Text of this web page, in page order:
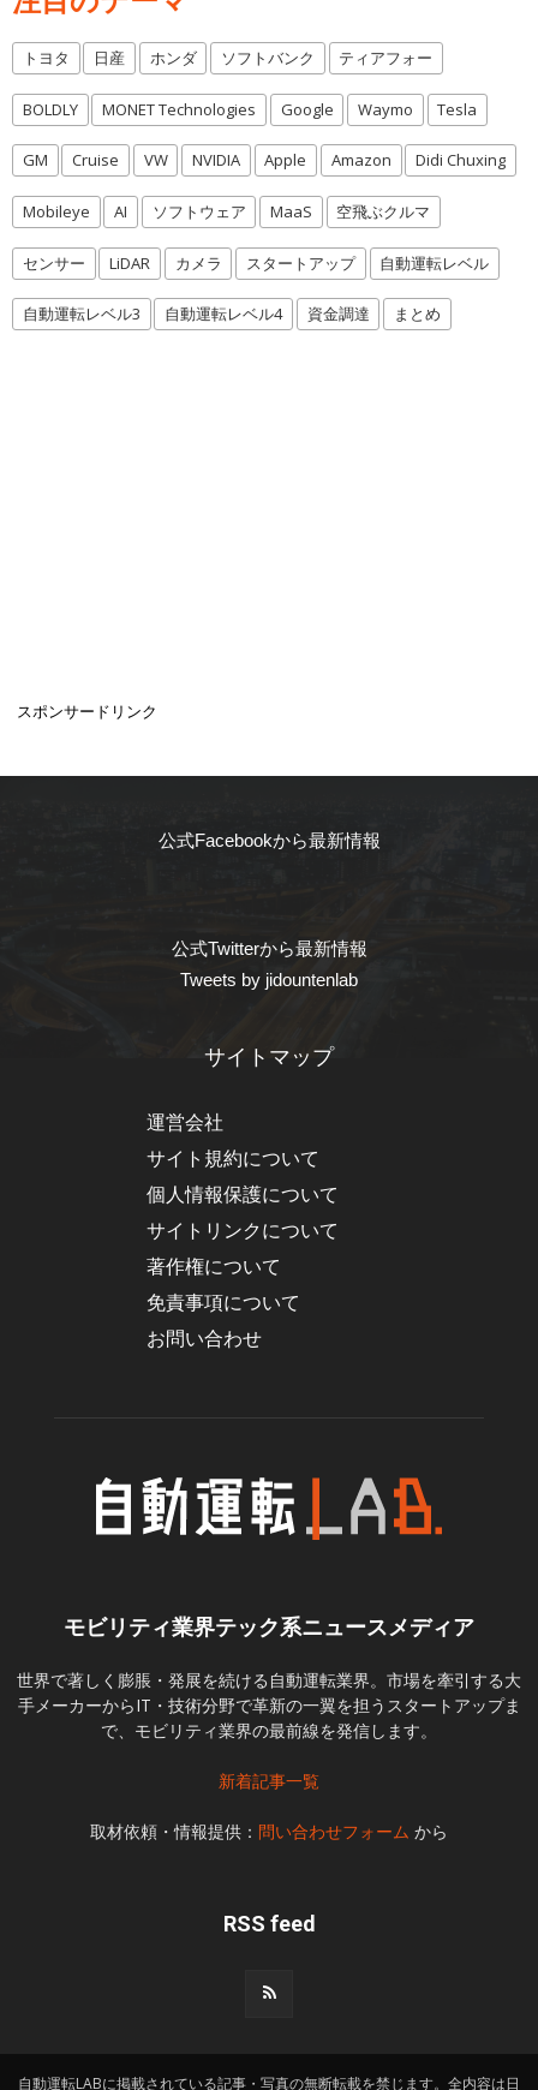
トヨタ 日産 ホンダ ソフトバンク ティアフォー
BOLDLY MONET Technologies Google Waymo Tesla
GM Cruise VW NVIDIA Apple Amazon Didi Chuxing
Mobileye AI ソフトウェア MaaS 空飛ぶクルマ
センサー LiDAR カメラ スタートアップ 自動運転レベル
自動運転レベル3 自動運転レベル4 資金調達 まとめ
スポンサードリンク
公式Facebookから最新情報
公式Twitterから最新情報
Tweets by jidountenlab
サイトマップ
運営会社
サイト規約について
個人情報保護について
サイトリンクについて
著作権について
免責事項について
お問い合わせ
モビリティ業界テック系ニュースメディア
世界で著しく膨脹・発展を続ける自動運転業界。市場を牽引する大
手メーカーからIT・技術分野で革新の一翼を担うスタートアップま
で、モビリティ業界の最前線を発信します。
新着記事一覧
取材依頼・情報提供： 問い合わせフォーム から
RSS feed
自動運転LABに掲載されている記事・写真の無断転載を禁じます。全内容は日